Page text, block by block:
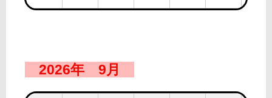
2026年 9月